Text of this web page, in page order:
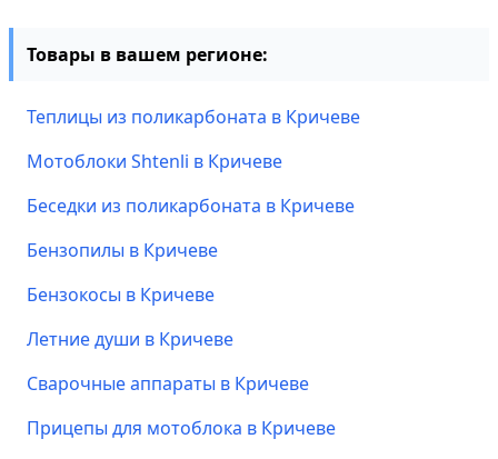
Товары в вашем регионе:
Теплицы из поликарбоната в Кричеве
Мотоблоки Shtenli в Кричеве
Беседки из поликарбоната в Кричеве
Бензопилы в Кричеве
Бензокосы в Кричеве
Летние души в Кричеве
Сварочные аппараты в Кричеве
Прицепы для мотоблока в Кричеве